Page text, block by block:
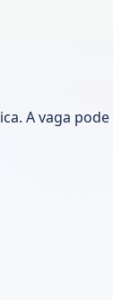
A vaga